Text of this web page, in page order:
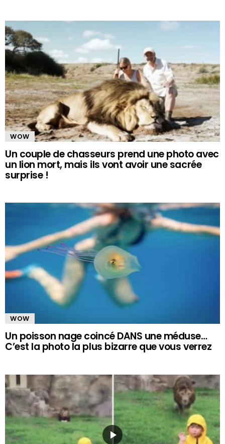
WOW
Un couple de chasseurs prend une photo avec
un lion mort, mais ils vont avoir une sacrée
surprise !
WOW
Un poisson nage coincé DANS une méduse…
C’est la photo la plus bizarre que vous verrez